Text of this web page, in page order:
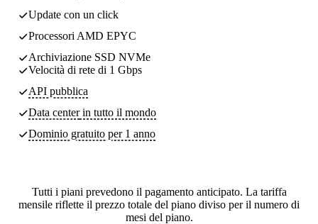
Update con un click
Processori AMD EPYC
Archiviazione SSD NVMe
Velocità di rete di 1 Gbps
API pubblica
Data centerin tutto il mondo
Dominio gratuito per 1 anno
Tutti i piani prevedono il pagamento anticipato. La tariffa
mensile riflette il prezzo totale del piano diviso per il numero di
mesi del piano.